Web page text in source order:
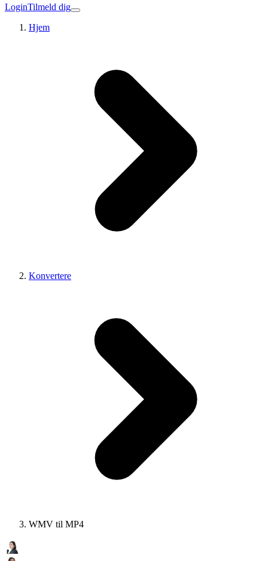
LoginTilmeld dig
Hjem
Konvertere
WMV til MP4